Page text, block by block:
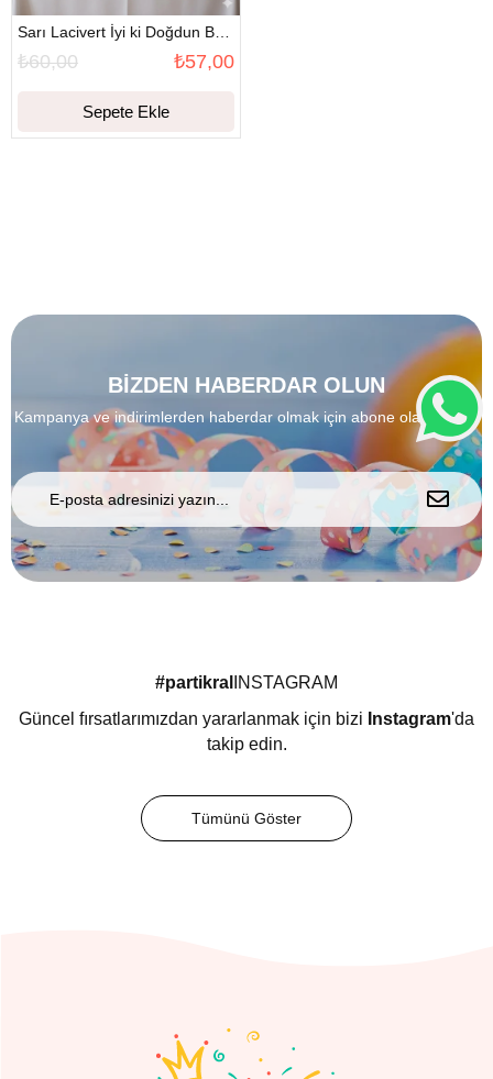
₺57,00
₺60,00
Sepete Ekle
BİZDEN HABERDAR OLUN
Kampanya ve indirimlerden haberdar olmak için abone olabilirsiniz.
#partikral INSTAGRAM
Güncel fırsatlarımızdan yararlanmak için bizi Instagram'da
takip edin.
Tümünü Göster